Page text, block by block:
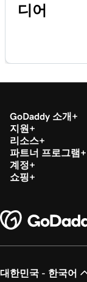
디어
GoDaddy 소개
지원
리소스
파트너 프로그램
계정
쇼핑
대한민국 - 한국어